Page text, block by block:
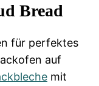
Bread
für perfektes
auf
mit